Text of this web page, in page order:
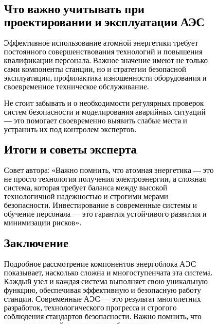
Что важно учитывать при
проектировании и эксплуатации АЭС
Эффективное использование атомной энергетики требует
постоянного совершенствования технологий и повышения
квалификации персонала. Важное значение имеют не только
сами компоненты станции, но и стратегии безопасной
эксплуатации, профилактика изношенности оборудования и
своевременное техническое обслуживание.
Не стоит забывать и о необходимости регулярных проверок
систем безопасности и моделирования аварийных ситуаций
— это помогает своевременно выявить слабые места и
устранить их под контролем экспертов.
Итоги и советы эксперта
Совет автора: «Важно помнить, что атомная энергетика — это
не просто технология получения электроэнергии, а сложная
система, которая требует баланса между высокой
технологичной надежностью и строгими мерами
безопасности. Инвестирование в современные системы и
обучение персонала — это гарантия устойчивого развития и
минимизации рисков».
Заключение
Подробное рассмотрение компонентов энергоблока АЭС
показывает, насколько сложна и многоступенчата эта система.
Каждый узел и каждая система выполняет свою уникальную
функцию, обеспечивая эффективную и безопасную работу
станции. Современные АЭС — это результат многолетних
разработок, технологического прогресса и строгого
соблюдения стандартов безопасности. Важно помнить, что